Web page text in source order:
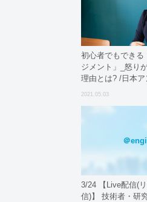
初心者でもできる
ジメント」_怒り
理由とは? /日本ア
2021.05.03
＠
3/24 【Live配信(
信)】 技術者・研